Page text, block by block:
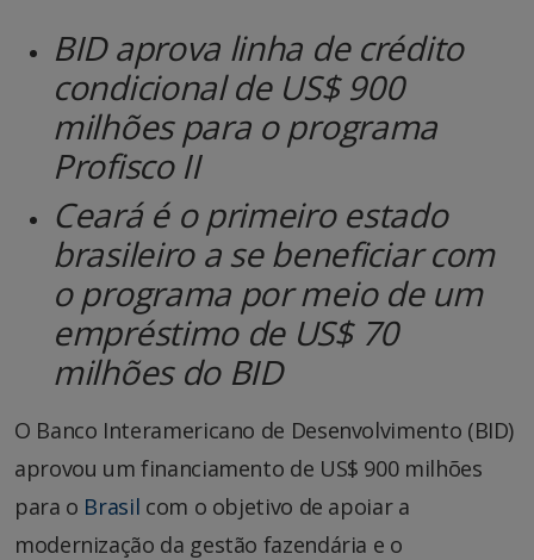
BID aprova linha de crédito
condicional de US$ 900
milhões para o programa
Profisco II
Ceará é o primeiro estado
brasileiro a se beneficiar com
o programa por meio de um
empréstimo de US$ 70
milhões do BID
O Banco Interamericano de Desenvolvimento (BID)
aprovou um financiamento de US$ 900 milhões
para o Brasil com o objetivo de apoiar a
modernização da gestão fazendária e o